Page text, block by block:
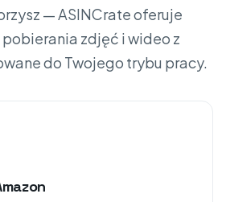
— ASINCrate oferuje
zdjęć i wideo z
do Twojego trybu pracy.